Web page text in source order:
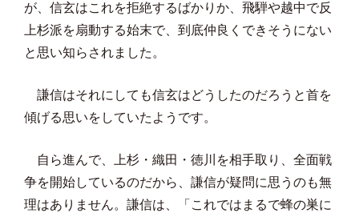
が、信玄はこれを拒絶するばかりか、飛騨や越中で反
上杉派を扇動する始末で、到底仲良くできそうにない
と思い知らされました。
謙信はそれにしても信玄はどうしたのだろうと首を
傾げる思いをしていたようです。
自ら進んで、上杉・織田・徳川を相手取り、全面戦
争を開始しているのだから、謙信が疑問に思うのも無
理はありません。謙信は、「これではまるで蜂の巣に